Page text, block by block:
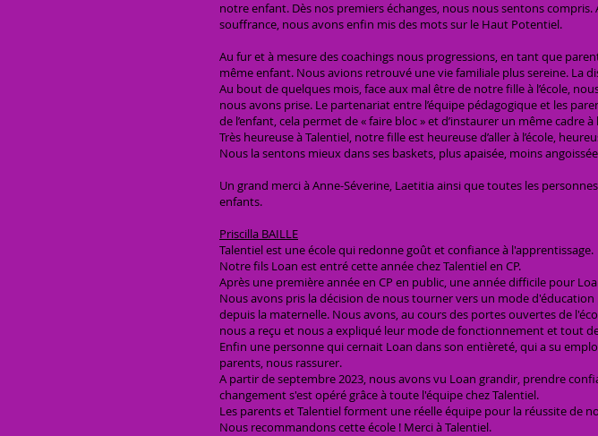
notre enfant. Dès nos premiers échanges, nous nous sentons
souffrance, nous avons enfin mis des mots sur le Haut Potentiel.
Au fur et à mesure des coachings nous progressions, en tant que
même enfant. Nous avions retrouvé une vie familiale plus sereine. La
Au bout de quelques mois, face aux mal être de notre fille à l’école,
nous avons prise. Le partenariat entre l’équipe pédagogique et les
de l’enfant, cela permet de « faire bloc » et d’instaurer un même
Très heureuse à Talentiel, notre fille est heureuse d’aller à l’école,
Nous la sentons mieux dans ses baskets, plus apaisée, moins
Un grand merci à Anne-Séverine, Laetitia ainsi que toutes les
enfants.
Priscilla BAILLE
Talentiel est une école qui redonne goût et confiance à l'apprentissage.
Notre fils Loan est entré cette année chez Talentiel en CP.
Après une première année en CP en public, une année difficile pour
Nous avons pris la décision de nous tourner vers un mode
depuis la maternelle. Nous avons, au cours des portes ouvertes de
nous a reçu et nous a expliqué leur mode de fonctionnement et tout
Enfin une personne qui cernait Loan dans son entièreté, qui a su
parents, nous rassurer.
A partir de septembre 2023, nous avons vu Loan grandir, prendre
changement s'est opéré grâce à toute l'équipe chez Talentiel.
Les parents et Talentiel forment une réelle équipe pour la réussite de
Nous recommandons cette école ! Merci à Talentiel.